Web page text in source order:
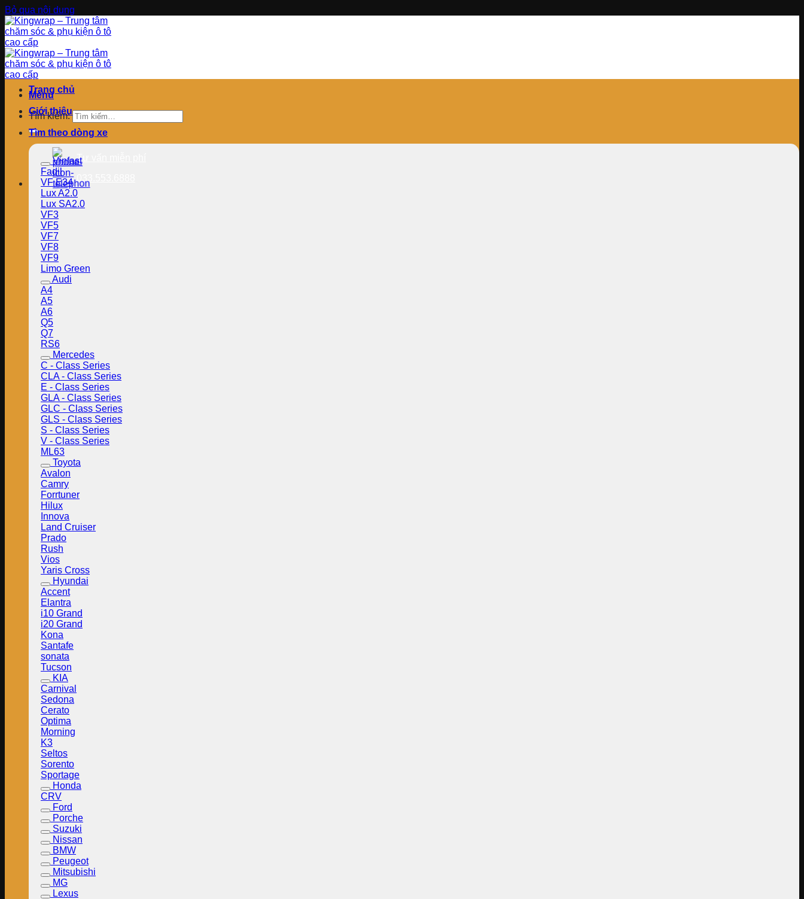
Bỏ qua nội dung
Menu
Tìm kiếm:
Tư vấn miễn phí
Trang chủ
Giới thiệu
Tìm theo dòng xe
Vinfast
Fadil
VF E34
Lux A2.0
Lux SA2.0
VF3
VF5
VF7
VF8
VF9
Limo Green
Audi
A4
A5
A6
Q5
Q7
RS6
Mercedes
C - Class Series
CLA - Class Series
E - Class Series
GLA - Class Series
GLC - Class Series
GLS - Class Series
S - Class Series
V - Class Series
ML63
Toyota
Avalon
Camry
Forrtuner
Hilux
Innova
Land Cruiser
Prado
Rush
Vios
Yaris Cross
Hyundai
Accent
Elantra
i10 Grand
i20 Grand
Kona
Santafe
sonata
Tucson
KIA
Carnival
Sedona
Cerato
Optima
Morning
K3
Seltos
Sorento
Sportage
Honda
CRV
Ford
Porche
Suzuki
Nissan
BMW
Peugeot
Mitsubishi
MG
Lexus